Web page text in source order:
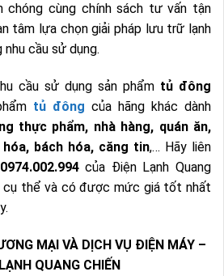
chóng cùng chính sách tư vấn tận
tâm lựa chọn giải pháp lưu trữ lạnh
nhu cầu sử dụng.
cầu sử dụng sản phẩm tủ đông
tủ đông của hãng khác dành
thực phẩm, nhà hàng, quán ăn,
bách hóa, căng tin,… Hãy liên
của Điện Lạnh Quang
thể và có được mức giá tốt nhất
MẠI VÀ DỊCH VỤ ĐIỆN MÁY –
QUANG CHIẾN